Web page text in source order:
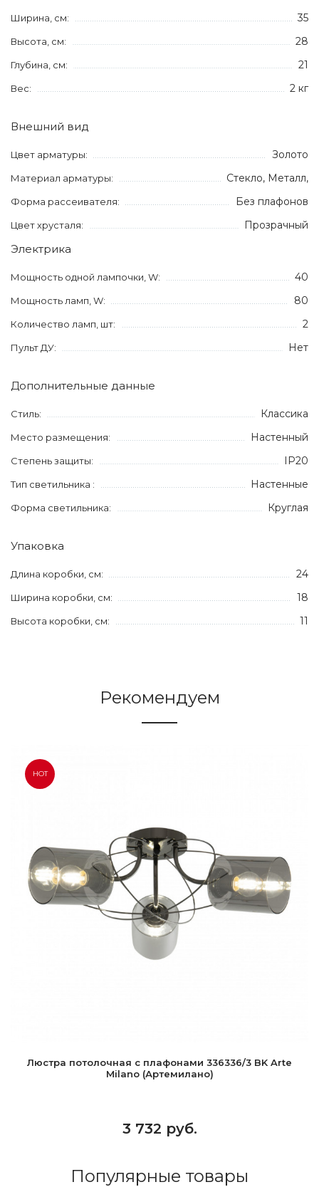
Ширина, см: 35
Высота, см: 28
Глубина, см: 21
Вес: 2 кг
Внешний вид
Цвет арматуры: Золото
Материал арматуры: Стекло, Металл,
Форма рассеивателя: Без плафонов
Цвет хрусталя: Прозрачный
Электрика
Мощность одной лампочки, W: 40
Мощность ламп, W: 80
Количество ламп, шт: 2
Пульт ДУ: Нет
Дополнительные данные
Стиль: Классика
Место размещения: Настенный
Степень защиты: IP20
Тип светильника : Настенные
Форма светильника: Круглая
Упаковка
Длина коробки, см: 24
Ширина коробки, см: 18
Высота коробки, см: 11
Рекомендуем
HOT
Люстра потолочная с плафонами 336336/3 BK Arte
Milano (Артемилано)
3 732 руб.
Популярные товары